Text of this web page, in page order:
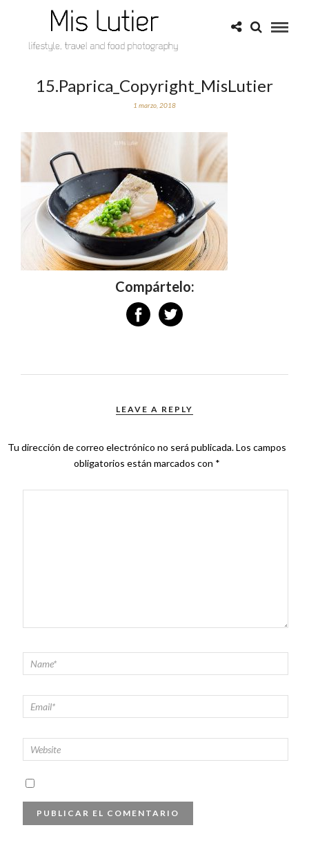
15.Paprica_Copyright_MisLutier
1 marzo, 2018
Compártelo:
LEAVE A REPLY
Tu dirección de correo electrónico no será publicada.Los campos
obligatorios están marcados con *